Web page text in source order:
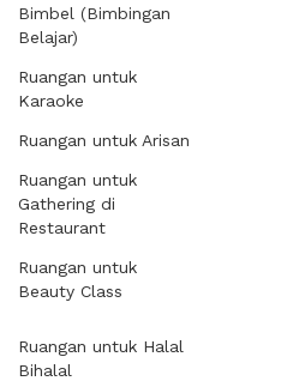
Bimbel (Bimbingan
Belajar)
Ruangan untuk
Karaoke
Ruangan untuk Arisan
Ruangan untuk
Gathering di
Restaurant
Ruangan untuk
Beauty Class
Ruangan untuk Halal
Bihalal